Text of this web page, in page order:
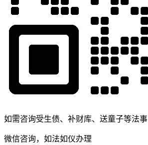
如需咨询受生债、补财库、送童子等法事
微信咨询，如法如仪办理